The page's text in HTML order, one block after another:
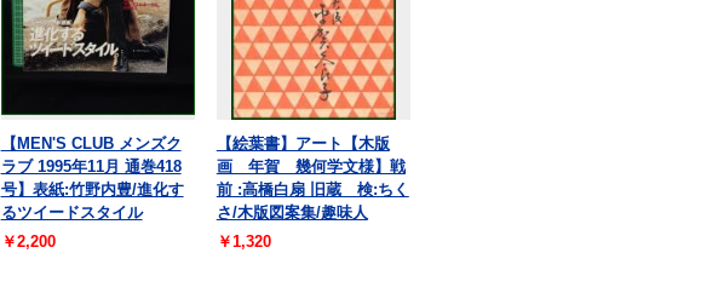
【MEN'S CLUB メンズク
ラブ 1995年11月 通巻418
号】表紙:竹野内豊/進化す
るツイードスタイル
￥2,200
【絵葉書】アート【木版
画 年賀 幾何学文様】戦
前 :高橋白扇 旧蔵 検:ちく
さ/木版図案集/趣味人
￥1,320